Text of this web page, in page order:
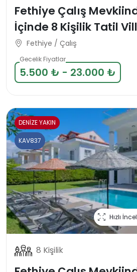
Fethiye Çalış
İçinde 8 Kişilik Tatil
Fethiye / Çalış
Gecelik Fiyatlar
5.500 ₺ - 23.000 ₺
DENİZE YAKIN
Hızlı
KAV837
8 Kişilik